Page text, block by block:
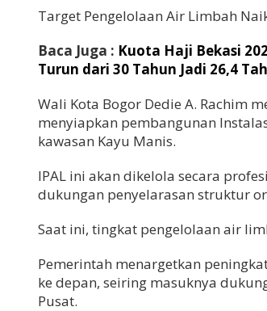
Target Pengelolaan Air Limbah
Baca Juga : Kuota Haji Bekasi
Turun dari 30 Tahun Jadi 26,4
Wali Kota Bogor Dedie A. Rachim
menyiapkan pembangunan
kawasan Kayu Manis.
IPAL ini akan dikelola secara
dukungan penyelarasan struktur
Saat ini, tingkat pengelolaan air
Pemerintah menargetkan
ke depan, seiring masuknya
Pusat.